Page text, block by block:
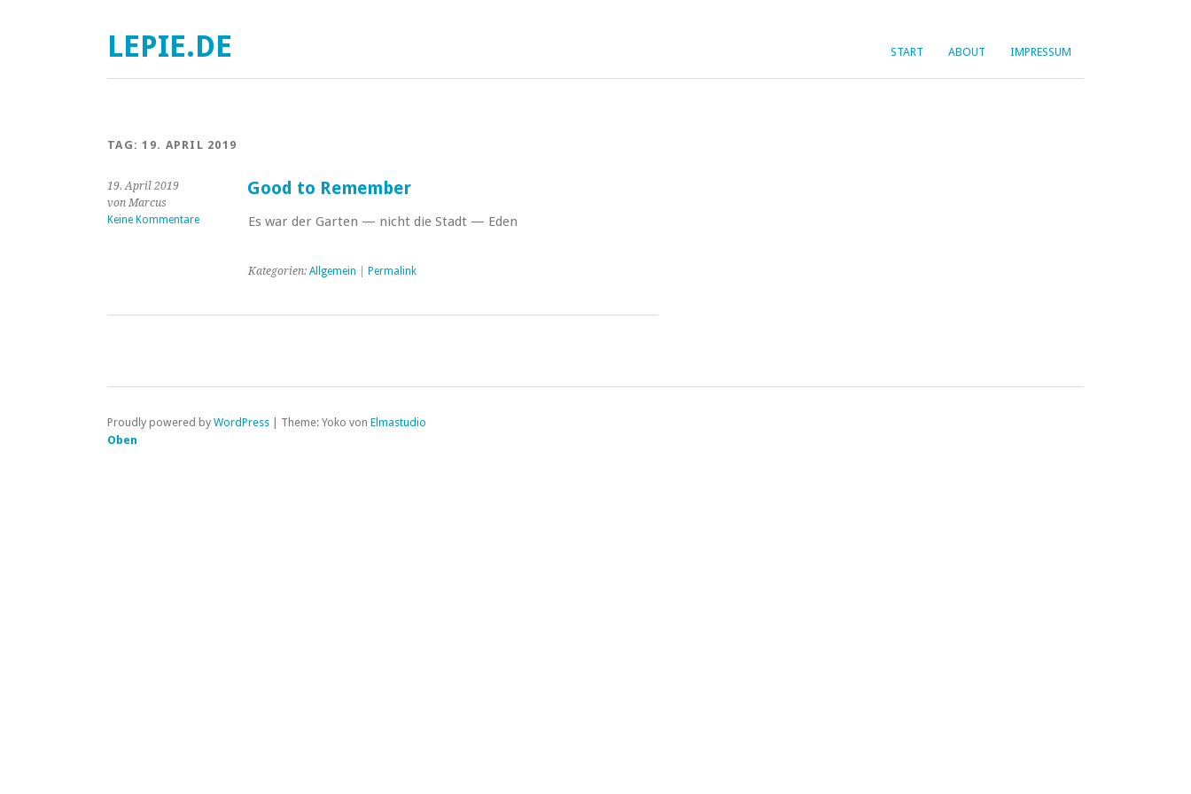
START ABOUT IMPRESSUM
LEPIE.DE
TAG:19. APRIL 2019
19. April 2019
von Marcus
Keine Kommentare
Good to Remember
Es war der Garten — nicht die Stadt — Eden
Kategorien: Allgemein Permalink
Proudly powered by WordPress Theme: Yoko von Elmastudio
Oben